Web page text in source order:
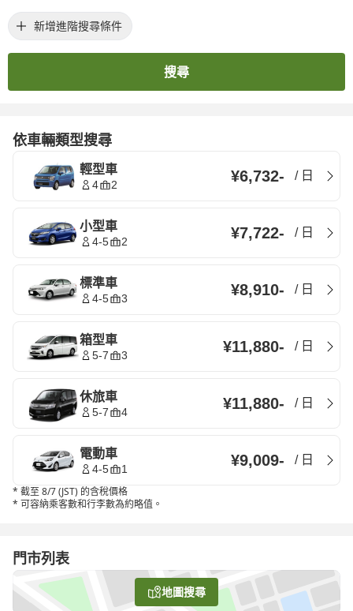
新增進階搜尋條件
搜尋
依車輛類型搜尋
輕型車
4 2 ¥6,732- / 日
小型車
4-5 2 ¥7,722- / 日
標準車
4-5 3 ¥8,910- / 日
箱型車
5-7 3 ¥11,880- / 日
休旅車
5-7 4 ¥11,880- / 日
電動車
4-5 1 ¥9,009- / 日
* 截至 8/7 (JST) 的含稅價格
* 可容納乘客數和行李數為約略值。
門市列表
地圖搜尋